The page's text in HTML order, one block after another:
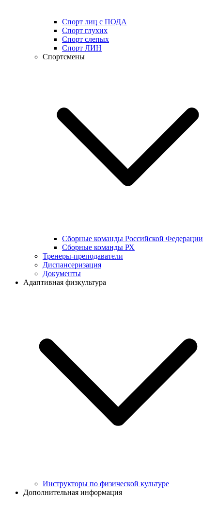
Спорт лиц с ПОДА
Спорт глухих
Спорт слепых
Спорт ЛИН
Спортсмены
Сборные команды Российской Федерации
Сборные команды РХ
Тренеры-преподаватели
Диспансеризация
Документы
Адаптивная физкультура
Инструкторы по физической культуре
Дополнительная информация